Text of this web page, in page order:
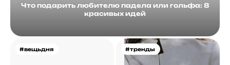
Что подарить любителю падела или гольфа: 8
красивых идей
#вещьдня #тренды